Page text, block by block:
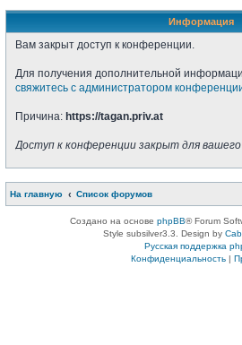
Информация
Вам закрыт доступ к конференции.
Для получения дополнительной
свяжитесь с администратором
Причина: https://tagan.priv.at
Доступ к конференции закрыт для вашего
На главную Список форумов
Создано на основе phpBB® Forum
Style subsilver3.3. Design by
Русская поддержка
Конфиденциальность|